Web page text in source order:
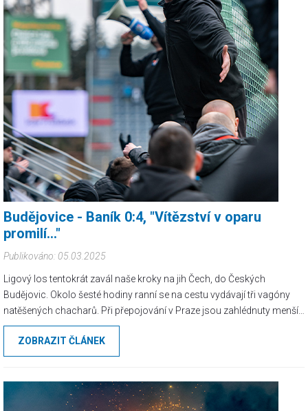
Budějovice - Baník 0:4, "Vítězství v oparu
promilí..."
Publikováno: 05.03.2025
Ligový los tentokrát zavál naše kroky na jih Čech, do Českých
Budějovic. Okolo šesté hodiny ranní se na cestu vydávají tři vagóny
natěšených chacharů. Při přepojování v Praze jsou zahlédnuty menší
skupinky sparťanů cestující na jejich výjezd do Olomouce, ale
vzhledem k všudypřítomnému dozoru se nic neděje.
ZOBRAZIT ČLÁNEK